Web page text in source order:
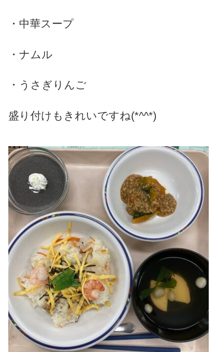
・中華スープ
・ナムル
・うさぎりんご
盛り付けもきれいですね(*^^*)